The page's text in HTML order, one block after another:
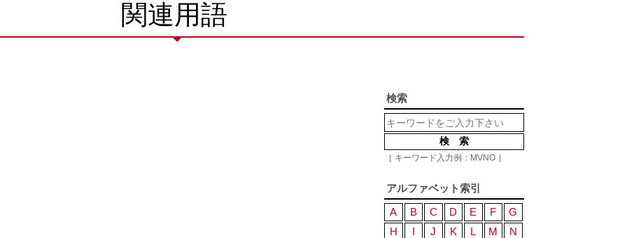
関連用語
検索
［ キーワード入力例：MVNO ］
アルファベット索引
A
B C D E F
G
H
I J K L M
N